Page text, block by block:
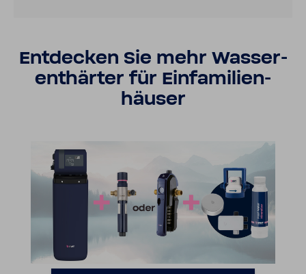
Entde­cken Sie mehr Wasser­
ent­härter für Einfa­mi­li­en­
häuser